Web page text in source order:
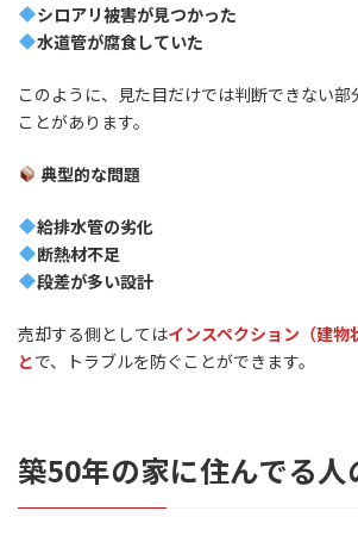
シロアリ被害が見つかった
水道管が腐食していた
このように、見た目だけでは判断できない部
ことがあります。
典型的な問題
給排水管の劣化
断熱材不足
段差が多い設計
売却する側としてはインスペクション（建物
とで、トラブルを防ぐことができます。
築50年の家に住んでる人